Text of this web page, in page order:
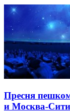
Пресня
и Москва-Сити